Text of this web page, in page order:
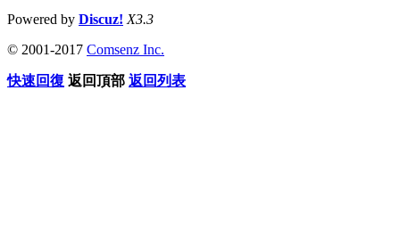
Powered by Discuz! X3.3
© 2001-2017 Comsenz Inc.
快速回復 返回頂部 返回列表